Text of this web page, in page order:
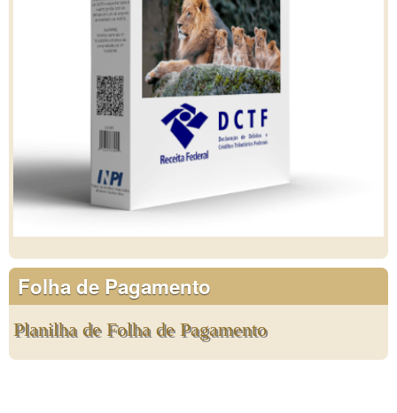
Folha de Pagamento
Planilha de Folha de Pagamento